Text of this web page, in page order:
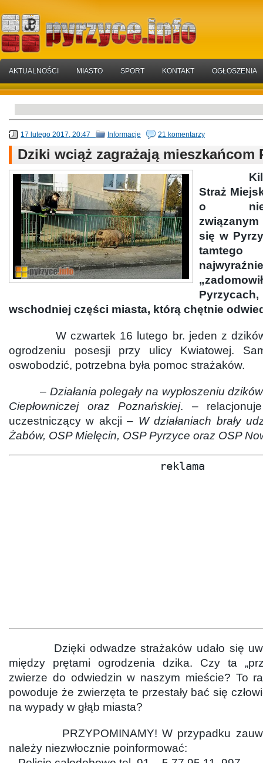
AKTUALNOŚCI MIASTO SPORT KONTAKT OGŁOSZENIA
17 lutego 2017, 20:47 Informacje 21 komentarzy
Dziki wciąż zagrażają mieszkańcom
Straż
o
się w
wschodniej części miasta, którą chętnie
W czwartek 16 lutego br. jeden z dzików
ogrodzeniu posesji przy ulicy Kwiatowej.
oswobodzić, potrzebna była pomoc strażaków.
– Działania polegały na wypłoszeniu
Ciepłowniczej oraz Poznańskiej. –
uczestniczący w akcji – W działaniach brały
Żabów, OSP Mielęcin, OSP Pyrzyce oraz OSP
reklama
Dzięki odwadze strażaków udało się
między prętami ogrodzenia dzika. Czy ta
zwierze do odwiedzin w naszym mieście? To
powoduje że zwierzęta te przestały bać się
na wypady w głąb miasta?
PRZYPOMINAMY! W przypadku
należy niezwłocznie poinformować: